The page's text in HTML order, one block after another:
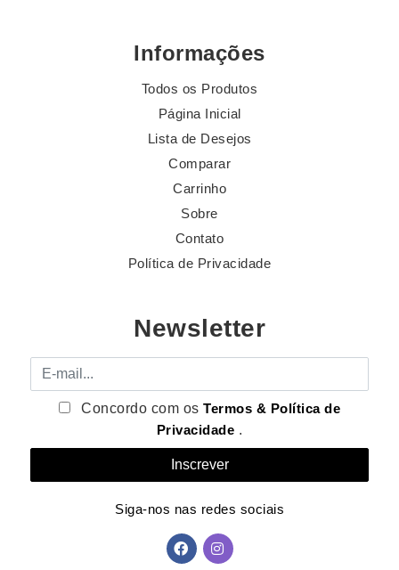
Informações
Todos os Produtos
Página Inicial
Lista de Desejos
Comparar
Carrinho
Sobre
Contato
Política de Privacidade
Newsletter
E-mail
Concordo com osTermos & Política de
Privacidade .
Siga-nos nas redes sociais